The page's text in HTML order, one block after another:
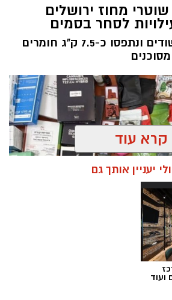
מחוז ירושלים
לסחר בסמים
נעצרו שלושה חשודים ונתפסו כ-7.5 ק"ג חומרים
קרא עוד
יעניין אותך גם
ועוד